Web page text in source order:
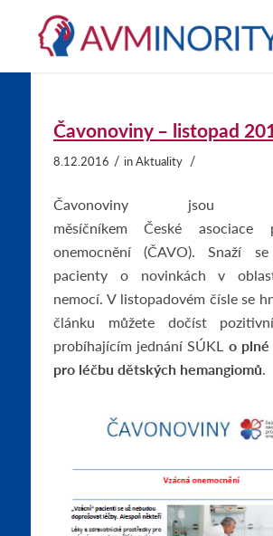
Čavonoviny – listopad
8.12.2016 / inAktuality /
Čavonoviny jsou
měsíčníkem České asociace
onemocnění (ČAVO). Snaží
pacienty o novinkách v
nemocí. V listopadovém čísle se
článku můžete dočíst
probíhajícím jednání SÚKL o
pro léčbu dětských hemangiomů.